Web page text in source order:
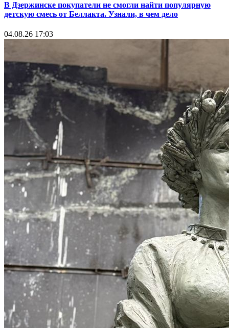
В Дзержинске покупатели не смогли найти популярную
детскую смесь от Беллакта. Узнали, в чем дело
04.08.26 17:03